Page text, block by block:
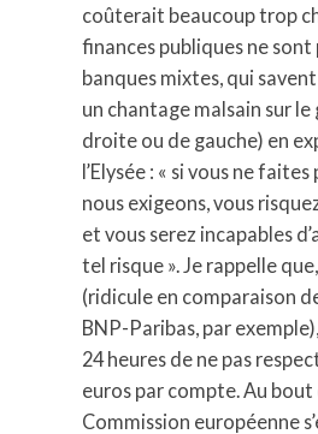
coûterait beaucoup trop
finances publiques ne sont
banques mixtes, qui
un chantage malsain sur
droite ou de gauche) en
l’Elysée : « si vous ne
nous exigeons, vous
et vous serez incapables
tel risque ». Je rappelle
(ridicule en comparaison
BNP-Paribas, par
24 heures de ne pas
euros par compte. Au bout
Commission européenne